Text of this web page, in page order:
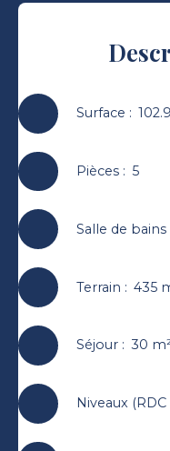
Surface :
Pièces: 5
Salle de bains
Terrain : 435
Séjour: 30
Niveaux (RDC